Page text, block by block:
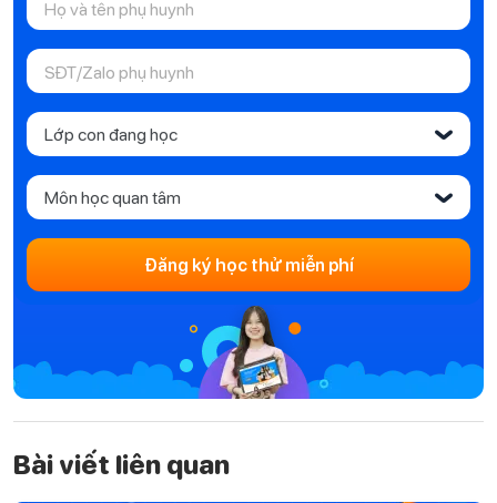
Lớp con đang học ‹
Môn học quan tâm ‹
Đăng ký học thử miễn phí
Bài viết liên quan